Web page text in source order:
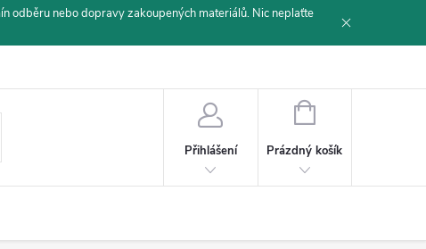
odběru nebo dopravy zakoupených materiálů. Nic neplaťte
Přihlášení
NÁKUPNÍ
Prázdný košík